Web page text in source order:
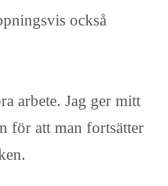
också
arbete. Jag ger mitt
för att man fortsätter